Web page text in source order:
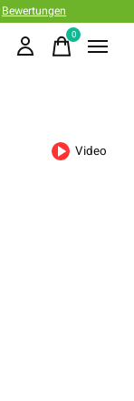
Bewertungen
0items
Video